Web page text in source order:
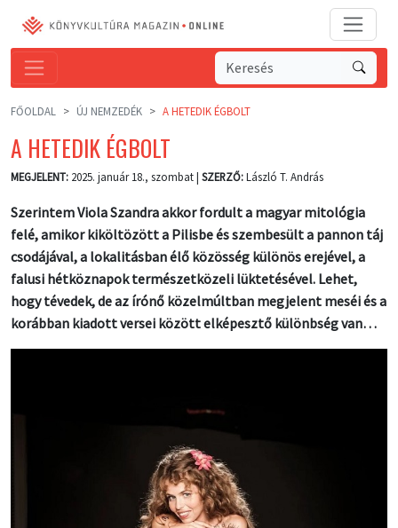
FŐOLDAL ÚJ NEMZEDÉK A HETEDIK ÉGBOLT
A HETEDIK ÉGBOLT
MEGJELENT: 2025. január 18., szombat | SZERZŐ:László T. András
Szerintem Viola Szandra akkor fordult a magyar mitológia
felé, amikor kiköltözött a Pilisbe és szembesült a pannon táj
csodájával, a lokalitásban élő közösség különös erejével, a
falusi hétköznapok természetközeli lüktetésével. Lehet,
hogy tévedek, de az írónő közelmúltban megjelent meséi és a
korábban kiadott versei között elképesztő különbség van…